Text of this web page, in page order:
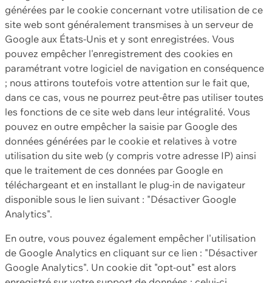
générées par le cookie concernant votre utilisation de ce
site web sont généralement transmises à un serveur de
Google aux États-Unis et y sont enregistrées. Vous
pouvez empêcher l'enregistrement des cookies en
paramétrant votre logiciel de navigation en conséquence
; nous attirons toutefois votre attention sur le fait que,
dans ce cas, vous ne pourrez peut-être pas utiliser toutes
les fonctions de ce site web dans leur intégralité. Vous
pouvez en outre empêcher la saisie par Google des
données générées par le cookie et relatives à votre
utilisation du site web (y compris votre adresse IP) ainsi
que le traitement de ces données par Google en
téléchargeant et en installant le plug-in de navigateur
disponible sous le lien suivant : "Désactiver Google
Analytics".
En outre, vous pouvez également empêcher l'utilisation
de Google Analytics en cliquant sur ce lien : "Désactiver
Google Analytics". Un cookie dit "opt-out" est alors